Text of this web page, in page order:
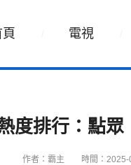
頁 電視
度排行：點
作者：霸主 時間：2025-